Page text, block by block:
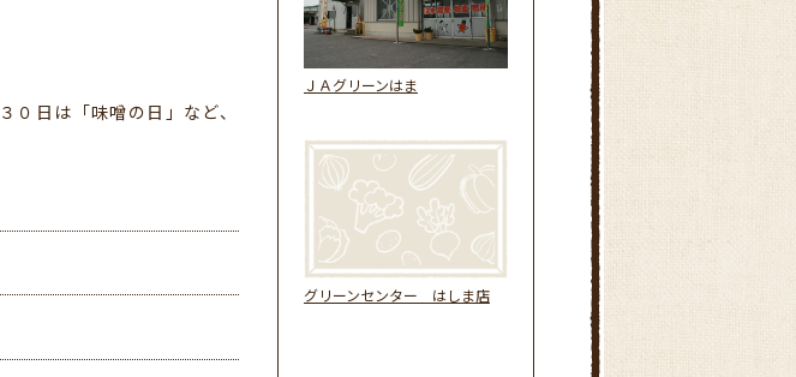
日は「味噌の日」など、
ＪＡグリーンはま
グリーンセンター はしま店